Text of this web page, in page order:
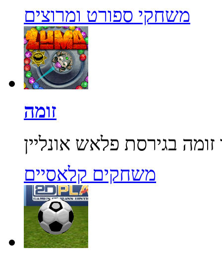
משחקי ספורט ומרוצים
זומה
משחקים קלאסיים